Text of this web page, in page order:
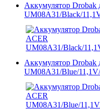
Аккумулятор Drobak
UM08A31/Black/
Аккумулятор Drobak
UM08A31/Blue/